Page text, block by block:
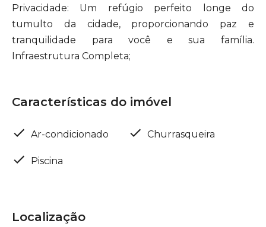
Privacidade: Um refúgio perfeito longe do
tumulto da cidade, proporcionando paz e
tranquilidade para você e sua família.
Infraestrutura Completa;
Características do imóvel
Ar-condicionado Churrasqueira
Piscina
Localização